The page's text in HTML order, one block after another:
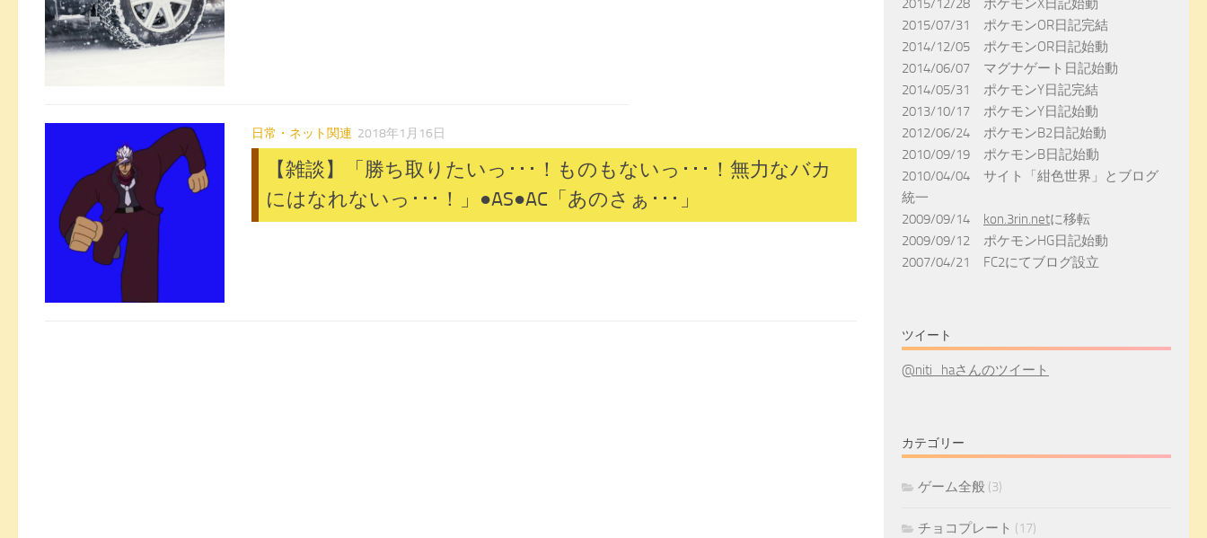
日常・ネット関連 2018年1月16日
【雑談】「勝ち取りたいっ･･･！ものもないっ･･･！無力なバカ
にはなれないっ･･･！」●AS●AC「あのさぁ･･･」
2015/12/28 ポケモンX日記始動
2015/07/31 ポケモンOR日記完結
2014/12/05 ポケモンOR日記始動
2014/06/07 マグナゲート日記始動
2014/05/31 ポケモンY日記完結
2013/10/17 ポケモンY日記始動
2012/06/24 ポケモンB2日記始動
2010/09/19 ポケモンB日記始動
2010/04/04 サイト「紺色世界」とブログ
統一
2009/09/14 kon.3rin.netに移転
2009/09/12 ポケモンHG日記始動
2007/04/21 FC2にてブログ設立
ツイート
@niti_haさんのツイート
カテゴリー
ゲーム全般 (3)
チョコプレート (17)